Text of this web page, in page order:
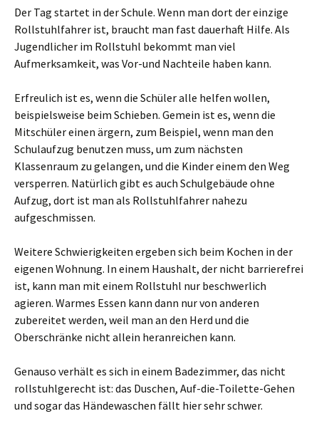
Der Tag startet in der Schule. Wenn man dort der einzige
Rollstuhlfahrer ist, braucht man fast dauerhaft Hilfe. Als
Jugendlicher im Rollstuhl bekommt man viel
Aufmerksamkeit, was Vor-und Nachteile haben kann.
Erfreulich ist es, wenn die Schüler alle helfen wollen,
beispielsweise beim Schieben. Gemein ist es, wenn die
Mitschüler einen ärgern, zum Beispiel, wenn man den
Schulaufzug benutzen muss, um zum nächsten
Klassenraum zu gelangen, und die Kinder einem den Weg
versperren. Natürlich gibt es auch Schulgebäude ohne
Aufzug, dort ist man als Rollstuhlfahrer nahezu
aufgeschmissen.
Weitere Schwierigkeiten ergeben sich beim Kochen in der
eigenen Wohnung. In einem Haushalt, der nicht barrierefrei
ist, kann man mit einem Rollstuhl nur beschwerlich
agieren. Warmes Essen kann dann nur von anderen
zubereitet werden, weil man an den Herd und die
Oberschränke nicht allein heranreichen kann.
Genauso verhält es sich in einem Badezimmer, das nicht
rollstuhlgerecht ist: das Duschen, Auf-die-Toilette-Gehen
und sogar das Händewaschen fällt hier sehr schwer.